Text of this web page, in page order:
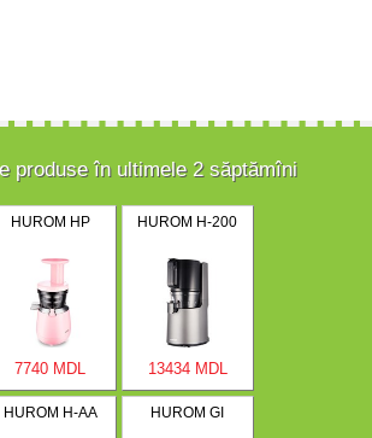
produse în ultimele 2 săptămîni
HUROM HP
7740 MDL
HUROM H-200
13434 MDL
HUROM H-AA HUROM GI